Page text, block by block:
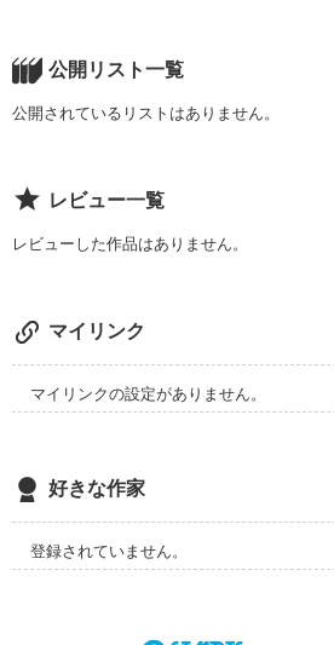
公開リスト一覧
公開されているリストはありません。
レビュー一覧
レビューした作品はありません。
マイリンク
マイリンクの設定がありません。
好きな作家
登録されていません。